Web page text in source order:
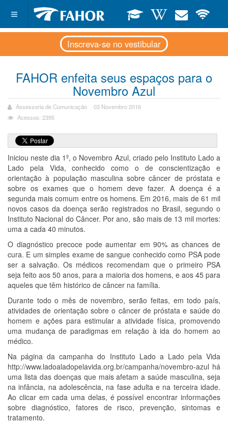
Inscreva-se no vestibular
FAHOR enfeita seus espaços para o
Novembro Azul
Assessoria de Comunicação
03 Novembro 2016
Acessos: 2395
Iniciou neste dia 1º, o Novembro Azul, criado pelo Instituto Lado a
Lado pela Vida, conhecido como o de conscientização e
orientação à população masculina sobre câncer de próstata e
sobre os exames que o homem deve fazer. A doença é a
segunda mais comum entre os homens. Em 2016, mais de 61 mil
novos casos da doença serão registrados no Brasil, segundo o
Instituto Nacional do Câncer. Por ano, são mais de 13 mil mortes:
uma a cada 40 minutos.
O diagnóstico precoce pode aumentar em 90% as chances de
cura. E um simples exame de sangue conhecido como PSA pode
ser a salvação. Os médicos recomendam que o primeiro PSA
seja feito aos 50 anos, para a maioria dos homens, e aos 45 para
aqueles que têm histórico de câncer na família.
Durante todo o mês de novembro, serão feitas, em todo país,
atividades de orientação sobre o câncer de próstata e saúde do
homem e ações para estimular a atividade física, promovendo
uma mudança de paradigmas em relação à ida do homem ao
médico.
Na página da campanha do Instituto Lado a Lado pela Vida
http://www.ladoaladopelavida.org.br/campanha/novembro-azul há
uma lista das doenças que mais afetam a saúde masculina, seja
na infância, na adolescência, na fase adulta e na terceira idade.
Ao clicar em cada uma delas, é possível encontrar informações
sobre diagnóstico, fatores de risco, prevenção, sintomas e
tratamento.